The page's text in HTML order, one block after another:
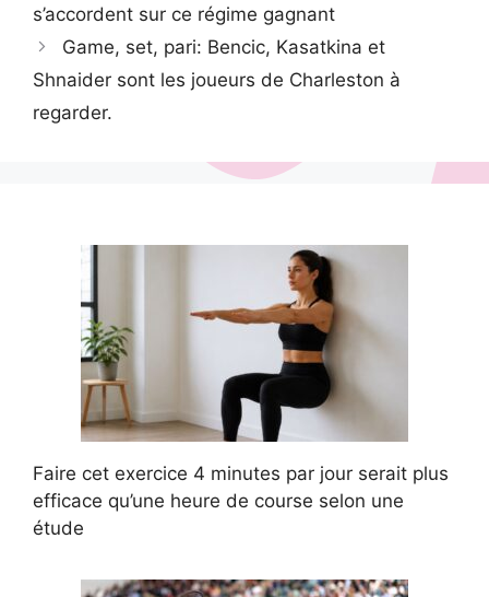
s’accordent sur ce régime gagnant
Game, set, pari: Bencic, Kasatkina et
Shnaider sont les joueurs de Charleston à
regarder.
Faire cet exercice 4 minutes par jour serait plus
efficace qu’une heure de course selon une
étude